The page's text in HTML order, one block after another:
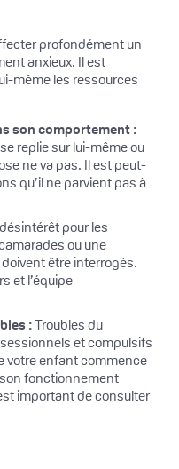
profondément un
anxieux. Il est
même les ressources
son comportement :
replie sur lui-même ou
ne va pas. Il est peut-
qu’il ne parvient pas à
pour les
ou une
être interrogés.
et l’équipe
:Troubles du
et compulsifs
votre enfant commence
fonctionnement
important de consulter